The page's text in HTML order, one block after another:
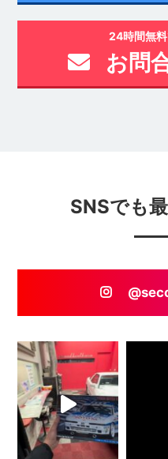
24時間無
お問
SNSでも